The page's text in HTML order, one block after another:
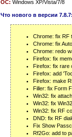
ОС: Windows XP/Vista/7/8
Что нового в версии 7.8.7:
Chrome: fix RF
Chrome: fix
Chrome: redo
Firefox: fix
Firefox: fix rare
Firefox: add
Firefox: make
Filler: fix Form
Win32: fix
Win32: fix
Win32: fix RF
DND: fix RF
Fix Show
Rf2Go: add to